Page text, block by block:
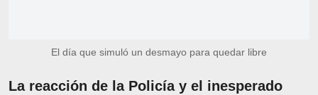
El día que simuló un desmayo para quedar libre
La reacción de la Policía y el inesperado